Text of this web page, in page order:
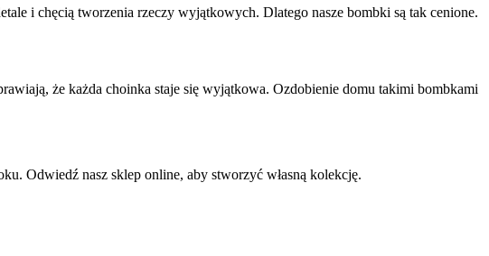
i chęcią tworzenia rzeczy wyjątkowych. Dlatego nasze bombki są tak cenione.
że każda choinka staje się wyjątkowa. Ozdobienie domu takimi bombkami
Odwiedź nasz sklep online, aby stworzyć własną kolekcję.